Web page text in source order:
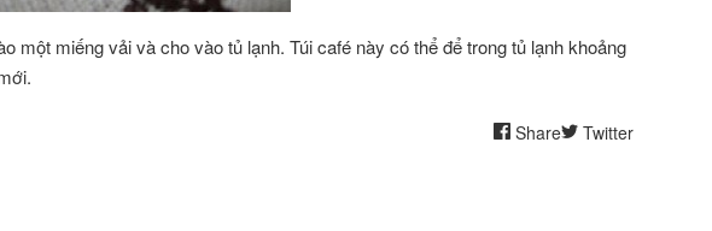
một miếng vải và cho vào tủ lạnh. Túi café này có thể để trong tủ lạnh khoảng
Share Twitter